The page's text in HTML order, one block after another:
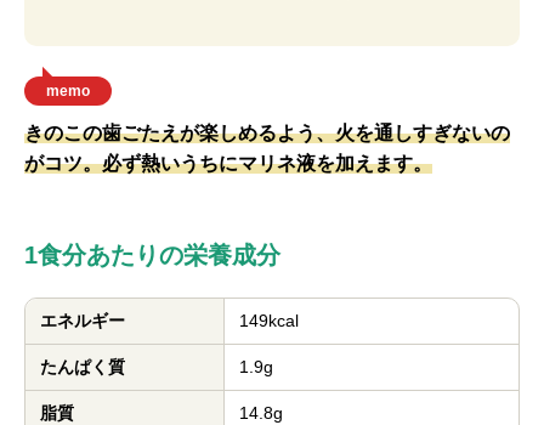
memo
きのこの歯ごたえが楽しめるよう、火を通しすぎないの
がコツ。必ず熱いうちにマリネ液を加えます。
1食分あたりの栄養成分
エネルギー 149kcal
たんぱく質 1.9g
脂質 14.8g